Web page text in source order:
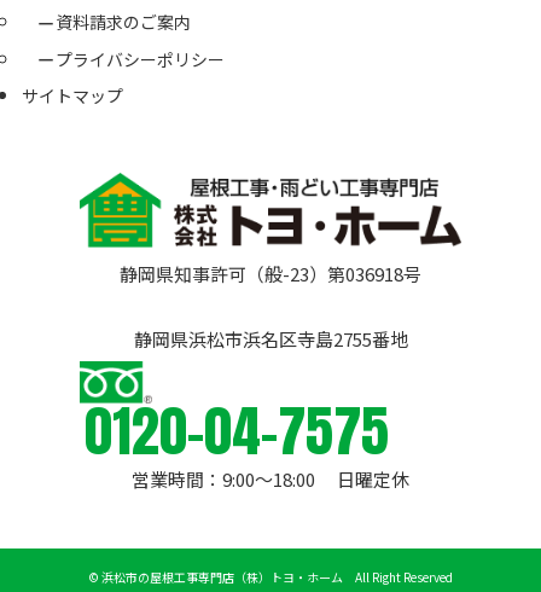
静岡県知事許可（般-23）第036918号
静岡県浜松市浜名区寺島2755番地
0120-04-7575
営業時間：9:00〜18:00 日曜定休
資料請求のご案内
プライバシーポリシー
サイトマップ
© 浜松市の屋根工事専門店（株）トヨ・ホーム All Right Reserved